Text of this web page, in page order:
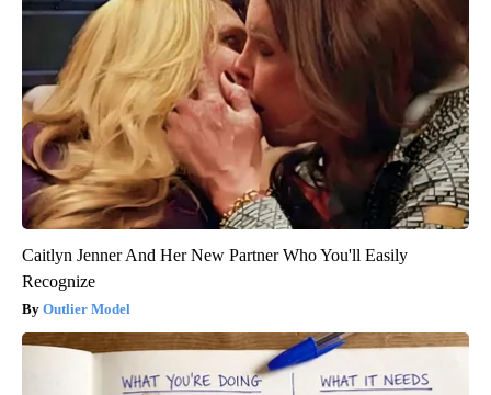
Caitlyn Jenner And Her New Partner Who You'll Easily
Recognize
Outlier Model